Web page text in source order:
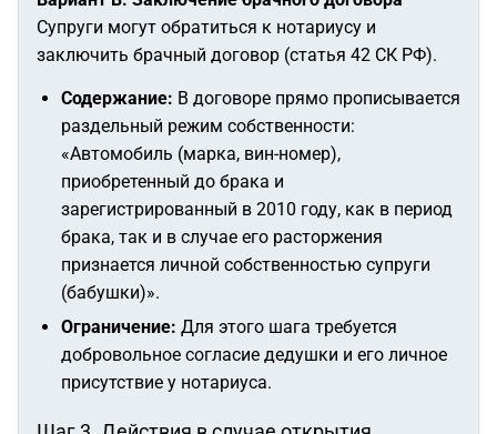
Супруги могут обратиться к нотариусу и
заключить брачный договор (статья 42 СК РФ).
Содержание: В договоре прямо прописывается
раздельный режим собственности:
«Автомобиль (марка, вин-номер),
приобретенный до брака и
зарегистрированный в 2010 году, как в период
брака, так и в случае его расторжения
признается личной собственностью супруги
(бабушки)».
Ограничение: Для этого шага требуется
добровольное согласие дедушки и его личное
присутствие у нотариуса.